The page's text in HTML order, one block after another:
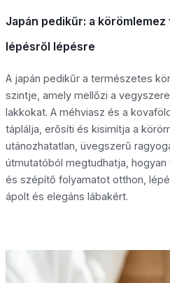
Japán pedikűr: a
lépésről lépésre
A japán pedikűr a természetes
szintje, amely mellőzi a
lakkokat. A méhviasz és a
táplálja, erősíti és kisimítja a
utánozhatatlan, üvegszerű
útmutatóból megtudhatja,
és szépítő folyamatot otthon,
ápolt és elegáns lábakért.